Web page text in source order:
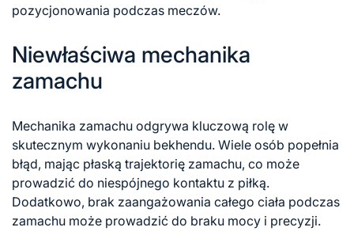
pozycjonowania podczas meczów.
Niewłaściwa mechanika
zamachu
Mechanika zamachu odgrywa kluczową rolę w
skutecznym wykonaniu bekhendu. Wiele osób popełnia
błąd, mając płaską trajektorię zamachu, co może
prowadzić do niespójnego kontaktu z piłką.
Dodatkowo, brak zaangażowania całego ciała podczas
zamachu może prowadzić do braku mocy i precyzji.